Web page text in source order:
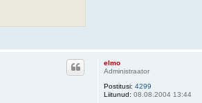
elmo
Administraator
Postitusi: 4299
Liitunud: 08.08.2004 13:44